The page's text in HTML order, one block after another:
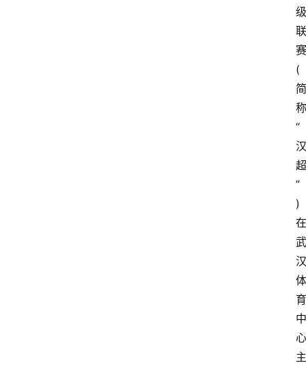
级
联
赛
(
简
称
“
汉
超
”
)
在
武
汉
体
育
中
心
主